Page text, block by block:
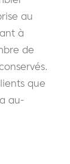
au
à
de
que
au-